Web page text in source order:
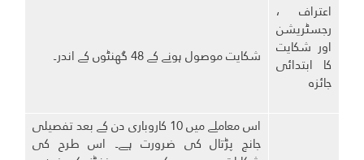
اعتراف ،
رجسٹریشن
اور شکایت
کا ابتدائی
جائزہ
شکایت موصول ہونے کے 48 گھنٹوں کے اندر۔
اس معاملے میں 10 کاروباری دن کے بعد تفصیلی
جانچ پڑتال کی ضرورت ہے۔ اس طرح کی